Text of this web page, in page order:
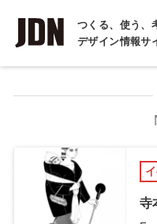
つくる、使う、
デザイン情報サ
INTERVIEW
インタビュー
COLUMN
コラム
寺